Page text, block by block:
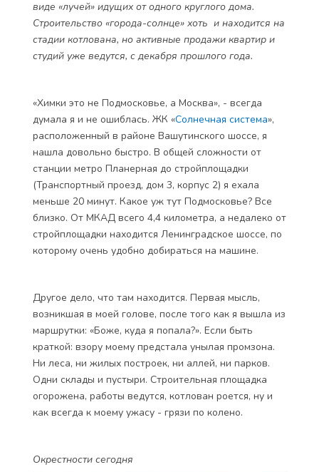
виде «лучей» идущих от одного круглого дома.
Строительство «города-солнце» хоть и находится на
стадии котлована, но активные продажи квартир и
студий уже ведутся, с декабря прошлого года.
«Химки это не Подмосковье, а Москва», - всегда
думала я и не ошиблась. ЖК «Солнечная система»,
расположенный в районе Вашутинского шоссе, я
нашла довольно быстро. В общей сложности от
станции метро Планерная до стройплощадки
(Транспортный проезд, дом 3, корпус 2) я ехала
меньше 20 минут. Какое уж тут Подмосковье? Все
близко. От МКАД всего 4,4 километра, а недалеко от
стройплощадки находится Ленинградское шоссе, по
которому очень удобно добираться на машине.
Другое дело, что там находится. Первая мысль,
возникшая в моей голове, после того как я вышла из
маршрутки: «Боже, куда я попала?». Если быть
краткой: взору моему предстала унылая промзона.
Ни леса, ни жилых построек, ни аллей, ни парков.
Одни склады и пустыри. Строительная площадка
огорожена, работы ведутся, котлован роется, ну и
как всегда к моему ужасу - грязи по колено.
Окрестности сегодня